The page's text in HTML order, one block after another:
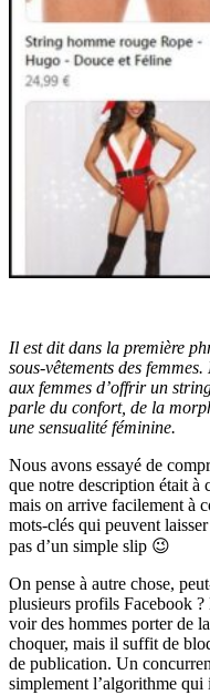
Il est dit dans la première
sous-vêtements des
aux femmes d’offrir un
parle du confort, de la
une sensualité féminine.
Nous avons essayé de
que notre description était à
mais on arrive facilement à
mots-clés qui peuvent
pas d’un simple slip 😉
On pense à autre chose,
plusieurs profils Facebook ?
voir des hommes porter de
choquer, mais il suffit de
de publication. Un
simplement l’algorithme qui